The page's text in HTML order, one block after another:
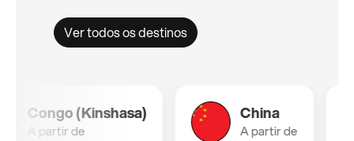
Ver todos os destinos
(Kinshasa)
partir de
China
A partir de